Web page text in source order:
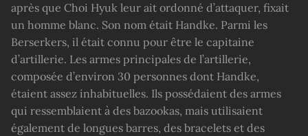
après que Choi Hyuk leur ait ordonné d’attaquer, fixait
un homme blanc. Son nom était Handke. Parmi les
Berserkers, il était connu pour être le capitaine
d’artillerie. Les armes principales de l’artillerie,
composée d’environ 30 personnes dont Handke,
étaient assez inhabituelles. Ils possédaient des armes
qui ressemblaient à des bazookas, mais utilisaient
également de longues barres, des bracelets et des